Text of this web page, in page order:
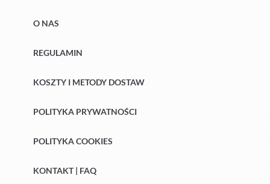
O NAS
REGULAMIN
KOSZTY I METODY DOSTAW
POLITYKA PRYWATNOŚCI
POLITYKA COOKIES
KONTAKT | FAQ